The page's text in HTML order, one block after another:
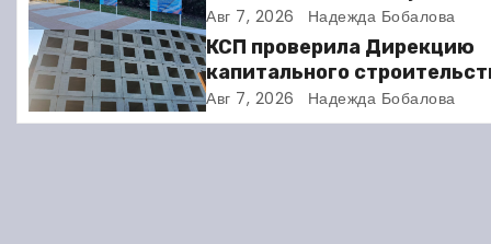
а
ц
и
спортсменов. Фото
Авг 7, 2026 Надежда Бобалова
КСП проверила Дирекцию
капитального
Балакове и нашла
нарушений
Авг 7, 2026 Надежда Бобалова